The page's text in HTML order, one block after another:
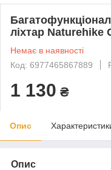
ліхтар Naturehike
Немає в наявності
Код: 6977465867889
1 130 ₴
Опис
Опис